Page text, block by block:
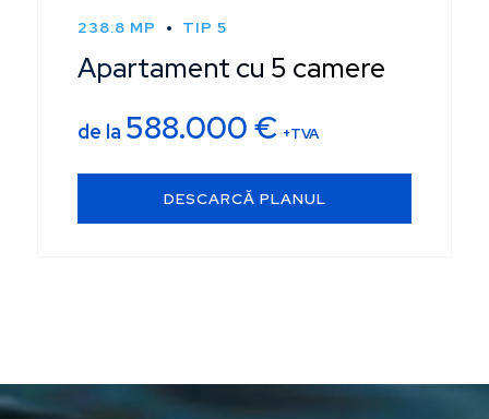
238.8 MP TIP 5
Apartament cu 5 camere
de la 588.000€ +TVA
DESCARCĂ PLANUL